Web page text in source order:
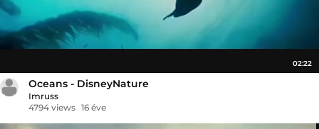
02:22
Oceans - DisneyNature
Imruss
4794 views 16 éve